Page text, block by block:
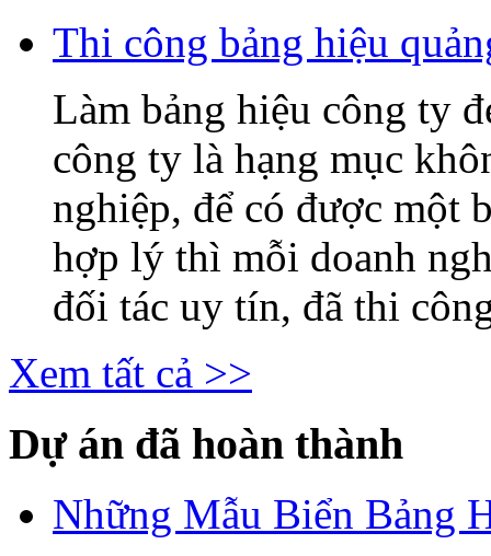
Thi công bảng hiệu
Làm bảng hiệu công ty
công ty là hạng mục
nghiệp, để có được một
hợp lý thì mỗi doanh
đối tác uy tín, đã thi
Xem tất cả >>
Dự án đã hoàn thành
Những Mẫu Biển Bảng